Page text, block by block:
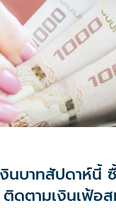
นบาทสัปดาห์นี้
33.60-34.35 ติดตามเงินเ